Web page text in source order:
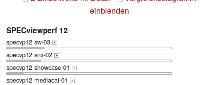
einblenden
SPECviewperf 12
specvp12 sw-03 +
specvp12 snx-02 +
specvp12 showcase-01 +
specvp12 mediacal-01 +